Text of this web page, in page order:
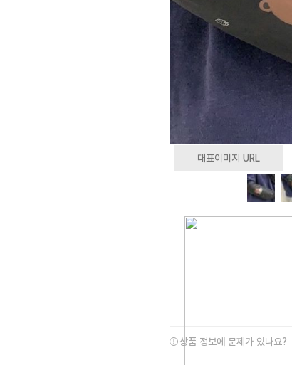
대표이미지 URL
상품 정보에 문제가 있나요?